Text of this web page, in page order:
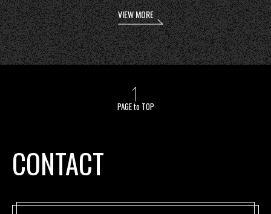
VIEW MORE
PAGE to TOP
CONTACT